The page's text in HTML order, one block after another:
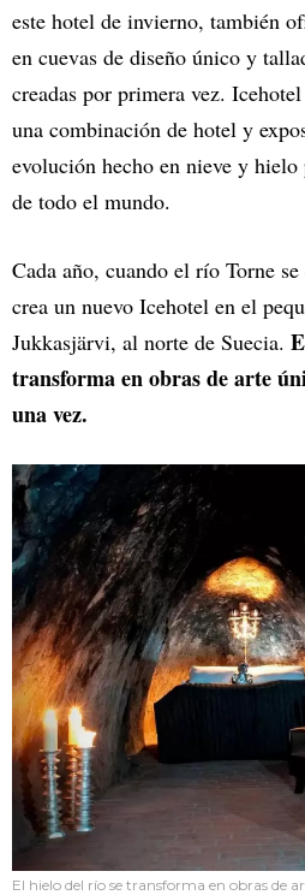
este hotel de invierno, también
en cuevas de diseño único y
creadas por primera vez.
una combinación de hotel y
evolución hecho en nieve y hielo
de todo el mundo.
Cada año, cuando el río Torne
crea un nuevo Icehotel en el
Jukkasjärvi, al norte de Suecia.
transforma en obras de arte
una vez.
El hielo del río se transforma en obras de